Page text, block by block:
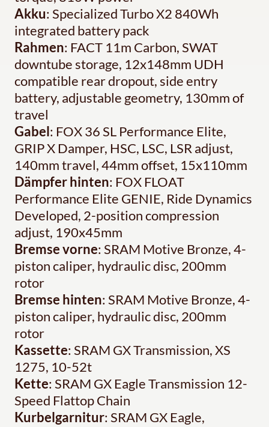
Akku: Specialized Turbo X2 840Wh
integrated battery pack
Rahmen: FACT 11m Carbon, SWAT
downtube storage, 12x148mm UDH
compatible rear dropout, side entry
battery, adjustable geometry, 130mm of
travel
Gabel: FOX 36 SL Performance Elite,
GRIP X Damper, HSC, LSC, LSR adjust,
140mm travel, 44mm offset, 15x110mm
Dämpfer hinten: FOX FLOAT
Performance Elite GENIE, Ride Dynamics
Developed, 2-position compression
adjust, 190x45mm
Bremse vorne: SRAM Motive Bronze, 4-
piston caliper, hydraulic disc, 200mm
rotor
Bremse hinten: SRAM Motive Bronze, 4-
piston caliper, hydraulic disc, 200mm
rotor
Kassette: SRAM GX Transmission, XS
1275, 10-52t
Kette: SRAM GX Eagle Transmission 12-
Speed Flattop Chain
Kurbelgarnitur: SRAM GX Eagle,